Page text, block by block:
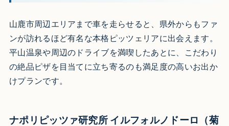
山鹿市周辺エリアまで車を走らせると、県外からもファ
ンが訪れるほど有名な本格ピッツェリアに出会えます。
平山温泉や周辺のドライブを満喫したあとに、こだわり
の絶品ピザを目当てに立ち寄るのも満足度の高いお出か
けプランです。
ナポリピッツァ研究所 イルフォルノドーロ（菊